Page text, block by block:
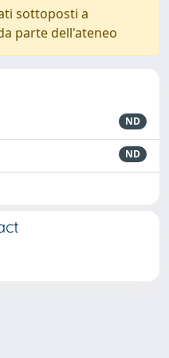
sottoposti a
parte dell'ateneo
ND
ND